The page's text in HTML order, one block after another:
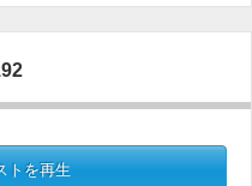
トを再生